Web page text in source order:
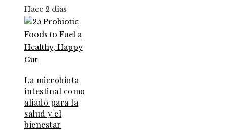
Hace 2 días
La microbiota
intestinal como
aliado para la
salud y el
bienestar